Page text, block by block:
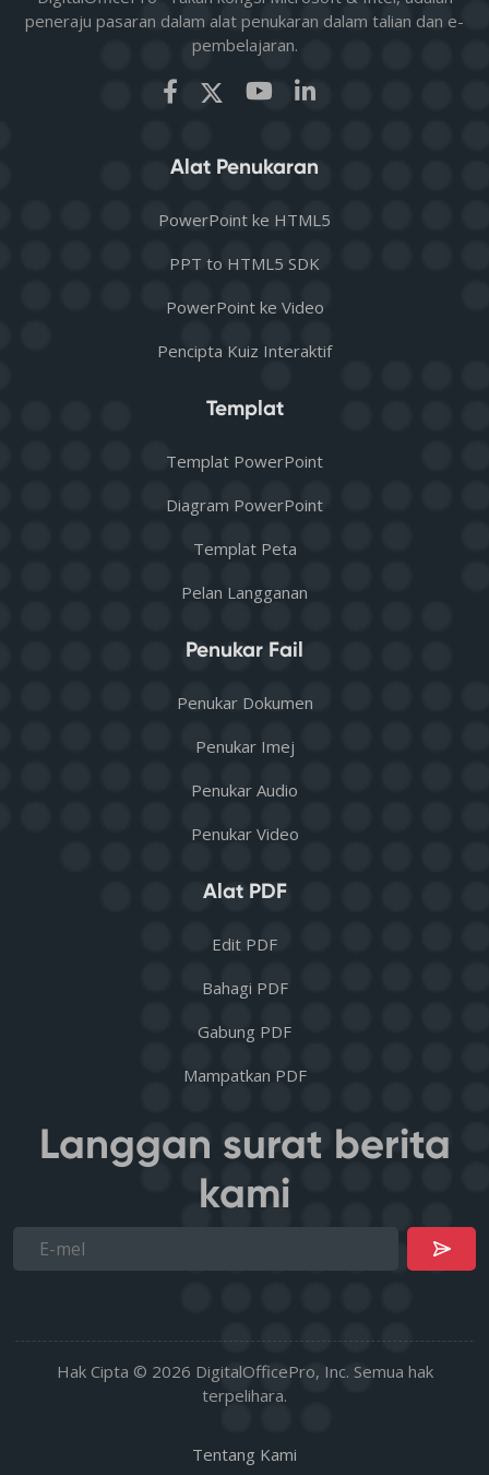
peneraju pasaran dalam alat penukaran dalam talian dan e-
pembelajaran.
Alat Penukaran
PowerPoint ke HTML5
PPT to HTML5 SDK
PowerPoint ke Video
Pencipta Kuiz Interaktif
Templat
Templat PowerPoint
Diagram PowerPoint
Templat Peta
Pelan Langganan
Penukar Fail
Penukar Dokumen
Penukar Imej
Penukar Audio
Penukar Video
Alat PDF
Edit PDF
Bahagi PDF
Gabung PDF
Mampatkan PDF
Langgan surat berita
kami
Hak Cipta © 2026 DigitalOfficePro, Inc. Semua hak
terpelihara.
Tentang Kami